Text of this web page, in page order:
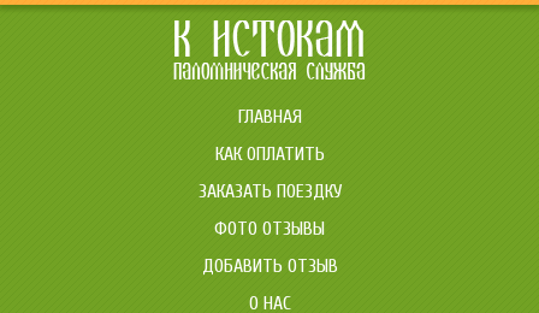
ГЛАВНАЯ
КАК ОПЛАТИТЬ
ЗАКАЗАТЬ ПОЕЗДКУ
ФОТО ОТЗЫВЫ
ДОБАВИТЬ ОТЗЫВ
О НАС